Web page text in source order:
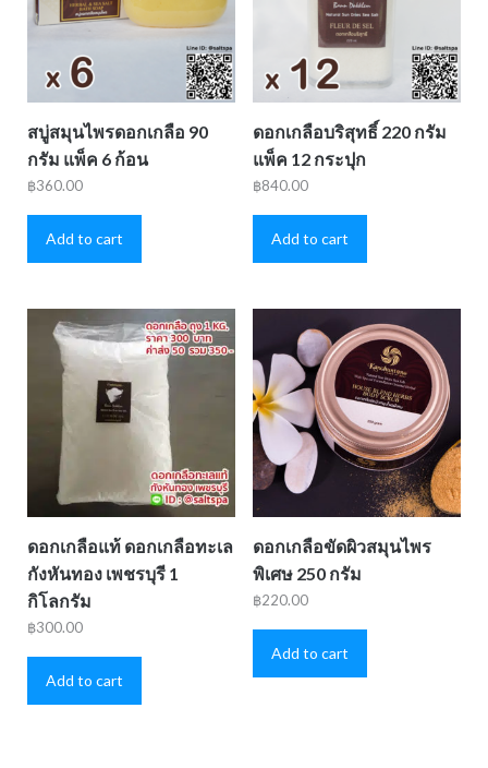
สบู่สมุนไพรดอกเกลือ 90
กรัม แพ็ค 6 ก้อน
฿360.00
Add to cart
ดอกเกลือบริสุทธิ์ 220 กรัม
แพ็ค 12 กระปุก
฿840.00
Add to cart
ดอกเกลือแท้ ดอกเกลือทะเล
กังหันทอง เพชรบุรี 1
กิโลกรัม
฿300.00
Add to cart
ดอกเกลือขัดผิวสมุนไพร
พิเศษ 250 กรัม
฿220.00
Add to cart